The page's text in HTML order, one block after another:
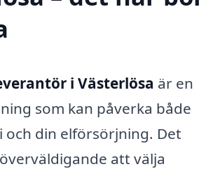
i Västerlösa är en
som kan påverka både
och din elförsörjning. Det
att välja